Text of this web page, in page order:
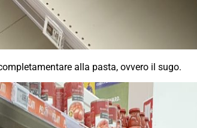
alla pasta, ovvero il sugo.